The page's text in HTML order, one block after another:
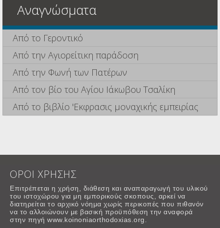
Αναγνώσματα
Από το Γεροντικό
Από την Αγιορείτικη παράδοση
Από την Φωνή των Πατέρων
Από τον βίο του Αγίου Ιάκωβου Τσαλίκη
Από το βιβλίο 'Εκφρασις μοναχικής εμπειρίας
ΟΡΟΙ ΧΡΗΣΗΣ
Επιτρέπεται η χρήση, διάθεση και αναπαραγωγή του υλικού
του ιστοχώρου για μη εμπορικούς σκοπους, αρκεί να
διατηρείται το αρχικό νόημα χωρίς περικοπές που πιθανόν
να το αλλοιώνουν με βασική προϋπόθεση την αναφορά
στην πηγή www.koinoniaorthodoxias.org.